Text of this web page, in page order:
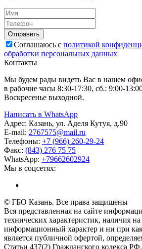
Соглашаюсь с политикой
обработки персональных данных
Контакты
Мы будем рады видеть Вас в нашем
в рабочие часы 8:30-17:30, сб.: 9:00-
Воскресенье выходной.
Написать в WhatsApp
Адрес: Казань, ул. Аделя Кутуя, д.90
E-mail: 2767575@mail.ru
Телефоны: +7 (966) 260-29-24
Факс: (843) 276 75 75
WhatsApp: +79662602924
Мы в соцсетях:
© ГБО Казань. Все права защищены
Вся представленная на сайте
технических характеристик, наличия
информационный характер и ни при
является публичной офертой,
Статьи 437(2) Гражданского кодекса